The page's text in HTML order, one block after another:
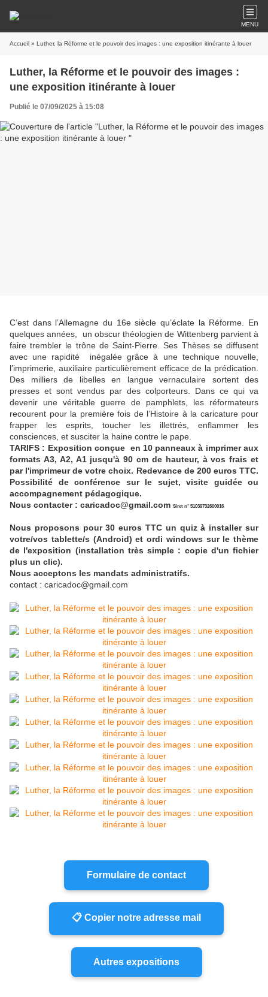
MENU
Accueil » Luther, la Réforme et le pouvoir des images : une exposition itinérante à louer
Luther, la Réforme et le pouvoir des images :
une exposition itinérante à louer
Publié le 07/09/2025 à 15:08
C’est dans l’Allemagne du 16e siècle qu’éclate la Réforme. En
quelques années, un obscur théologien de Wittenberg parvient à
faire trembler le trône de Saint-Pierre. Ses Thèses se diffusent
avec une rapidité inégalée grâce à une technique nouvelle,
l’imprimerie, auxiliaire particulièrement efficace de la prédication.
Des milliers de libelles en langue vernaculaire sortent des
presses et sont vendus par des colporteurs. Dans ce qui va
devenir une véritable guerre de pamphlets, les réformateurs
recourent pour la première fois de l’Histoire à la caricature pour
frapper les esprits, toucher les illettrés, enflammer les
consciences, et susciter la haine contre le pape.
TARIFS : Exposition conçue en 10 panneaux à imprimer aux
formats A3, A2, A1 jusqu'à 90 cm de hauteur, à vos frais et
par l'imprimeur de votre choix. Redevance de 200 euros TTC.
Possibilité de conférence sur le sujet, visite guidée ou
accompagnement pédagogique.
Nous contacter : caricadoc@gmail.com Siret n° 51039732600016
Nous proposons pour 30 euros TTC un quiz à installer sur
votre/vos tablette/s (Android) et ordi windows sur le thème
de l'exposition (installation très simple : copie d'un fichier
plus un clic).
Nous acceptons les mandats administratifs.
contact : caricadoc@gmail.com
Formulaire de contact
📋 Copier notre adresse mail
Autres expositions